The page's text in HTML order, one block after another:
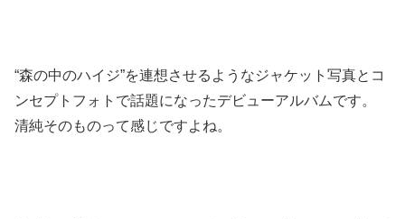
“森の中のハイジ”を連想させるようなジャケット写真とコ
ンセプトフォトで話題になったデビューアルバムです。
清純そのものって感じですよね。